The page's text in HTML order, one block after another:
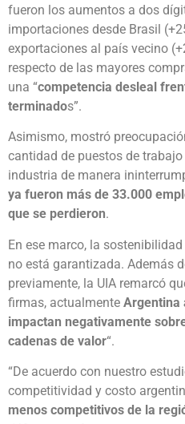
fueron los aumentos a dos
importaciones desde Brasil
exportaciones al país vecino
respecto de las mayores
una “competencia desleal
terminados”.
Asimismo, mostró
cantidad de puestos de
industria de manera
ya fueron más de 33.000
que se perdieron.
En ese marco, la
no está garantizada. Además
previamente, la UIA remarcó
firmas, actualmente Argentina
impactan negativamente
cadenas de valor“.
“De acuerdo con nuestro
competitividad y costo
menos competitivos de la